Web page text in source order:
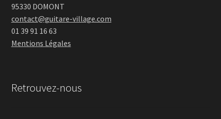
95330 DOMONT
contact@guitare-village.com
01 39 91 16 63
Mentions Légales
Retrouvez-nous